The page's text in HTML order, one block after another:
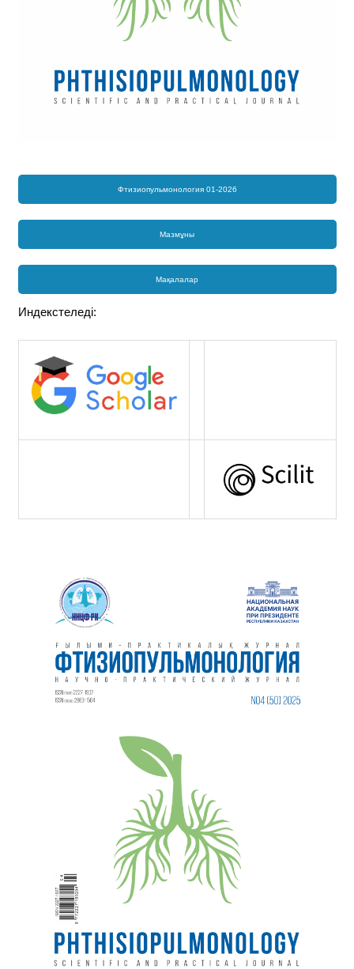
Фтизиопульмонология 01-2026
Мазмұны
Мақалалар
Индекстеледі: